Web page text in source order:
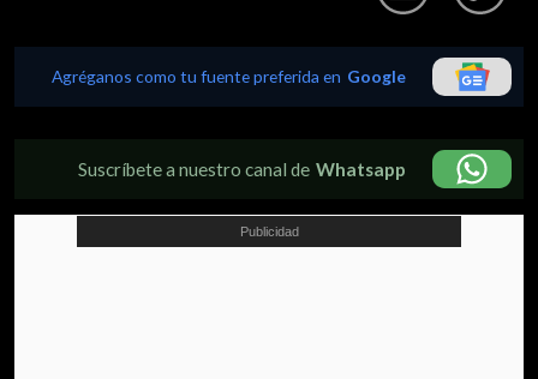
Agréganos como tu fuente preferida en Google
Suscríbete a nuestro canal de Whatsapp